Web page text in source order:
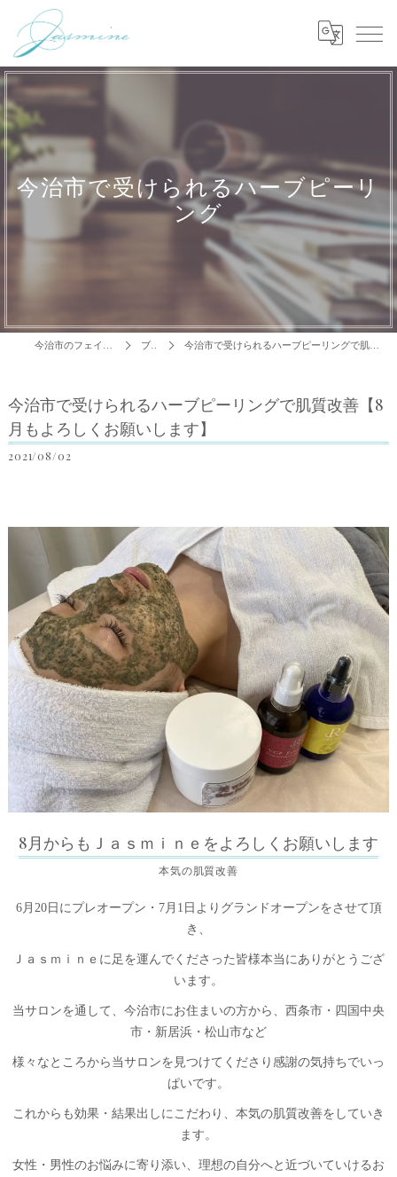
今治市で受けられるハーブピーリ
ング
ブログ 今治市で受けられるハーブピーリングで肌質改善【8月もよろしくお願いします】
今治市で受けられるハーブピーリングで肌質改善【8
月もよろしくお願いします】
2021/08/02
8月からもＪａｓｍｉｎｅをよろしくお願いします
本気の肌質改善
6月20日にプレオープン・7月1日よりグランドオープンをさせて頂
き、
Ｊａｓｍｉｎｅに足を運んでくださった皆様本当にありがとうござ
います。
当サロンを通して、今治市にお住まいの方から、西条市・四国中央
市・新居浜・松山市など
様々なところから当サロンを見つけてくださり感謝の気持ちでいっ
ぱいです。
これからも効果・結果出しにこだわり、本気の肌質改善をしていき
ます。
女性・男性のお悩みに寄り添い、理想の自分へと近づいていけるお